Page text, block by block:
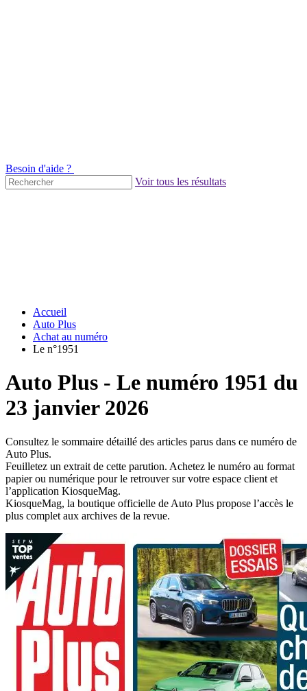
Besoin d'aide ?
Voir tous les résultats
Accueil
Auto Plus
Achat au numéro
Le n°1951
Auto Plus - Le numéro 1951 du
23 janvier 2026
Consultez le sommaire détaillé des articles parus dans ce numéro de
Auto Plus.
Feuilletez un extrait de cette parution. Achetez le numéro au format
papier ou numérique pour le retrouver sur votre espace client et
l’application KiosqueMag.
KiosqueMag, la boutique officielle de Auto Plus propose l’accès le
plus complet aux archives de la revue.